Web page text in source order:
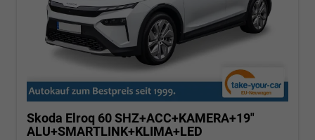
Skoda Elroq 60 SHZ+ACC+KAMERA+19"
ALU+SMARTLINK+KLIMA+LED